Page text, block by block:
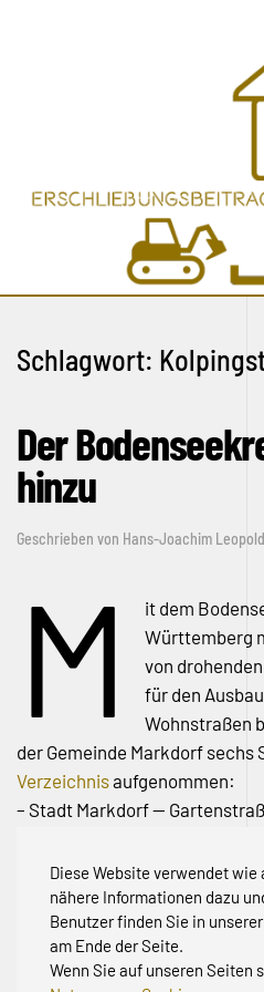
Diese Website verwendet wie
nähere Informationen dazu
Benutzer finden Sie in
am Ende der Seite.
Wenn Sie auf unseren Seiten
Schlagwort:
Der
hinzu
Geschrieben von Hans-Joachim Leopold
M
it dem
Württemberg
von
für den
Wohnstraßen
der Gemeinde Markdorf sechs
Verzeichnisaufgenommen:
– Stadt Markdorf —
Hochwaldstraße
und Paradiesweg.